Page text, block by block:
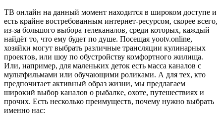
ТВ онлайн на данный момент находится в широком доступе и
есть крайне востребованным интернет-ресурсом, скорее всего,
из-за большого выбора телеканалов, среди которых, каждый
найдёт то, что ему будет по душе. Посещая yootv.online,
хозяйки могут выбрать различные трансляции кулинарных
проектов, или шоу по обустройству комфортного жилища.
Или, например, для маленьких деток есть масса каналов с
мультфильмами или обучающими роликами. А для тех, кто
предпочитает активный образ жизни, мы предлагаем
широкий выбор каналов о рыбалке, охоте, путешествиях и
прочих. Есть несколько преимуществ, почему нужно выбрать
именно нас: